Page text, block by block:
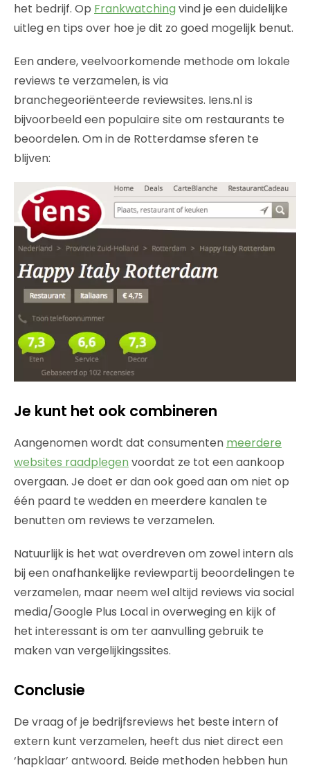
het bedrijf. Op Frankwatching vind je een duidelijke
uitleg en tips over hoe je dit zo goed mogelijk benut.
Een andere, veelvoorkomende methode om lokale
reviews te verzamelen, is via
branchegeoriënteerde reviewsites. Iens.nl is
bijvoorbeeld een populaire site om restaurants te
beoordelen. Om in de Rotterdamse sferen te
blijven:
Je kunt het ook combineren
Aangenomen wordt dat consumenten meerdere
websites raadplegen voordat ze tot een aankoop
overgaan. Je doet er dan ook goed aan om niet op
één paard te wedden en meerdere kanalen te
benutten om reviews te verzamelen.
Natuurlijk is het wat overdreven om zowel intern als
bij een onafhankelijke reviewpartij beoordelingen te
verzamelen, maar neem wel altijd reviews via social
media/Google Plus Local in overweging en kijk of
het interessant is om ter aanvulling gebruik te
maken van vergelijkingssites.
Conclusie
De vraag of je bedrijfsreviews het beste intern of
extern kunt verzamelen, heeft dus niet direct een
‘hapklaar’ antwoord. Beide methoden hebben hun